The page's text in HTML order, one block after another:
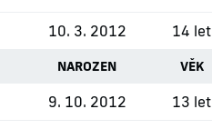
10. 3. 2012 14 let
NAROZEN VĚK
9. 10. 2012 13 let